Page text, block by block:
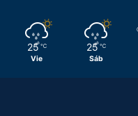
25 ℃
Vie
25 ℃
Sáb